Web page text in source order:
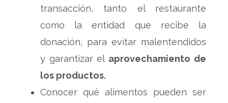
transacción, tanto el restaurante
como la entidad que recibe la
donación, para evitar malentendidos
y garantizar el aprovechamiento de
los productos.
Conocer qué alimentos pueden ser